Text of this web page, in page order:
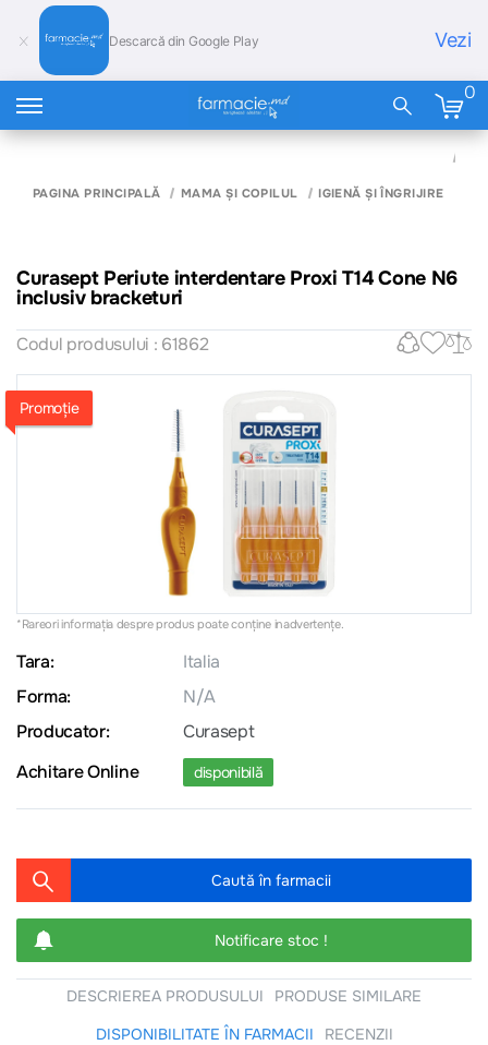
Descarcă din Google Play Vezi
0
PAGINA PRINCIPALĂ MAMA ȘI COPILUL IGIENĂ ȘI ÎNGRIJIRE
Curasept Periute interdentare Proxi T14 Cone N6
inclusiv bracketuri
Codul produsului : 61862
Promoție
*Rareori informația despre produs poate conţine inadvertenţe.
Tara:
Italia
Forma:
N/A
Producator:
Curasept
Achitare Online
disponibilă
Caută în farmacii
Notificare stoc !
DESCRIEREA PRODUSULUI
PRODUSE SIMILARE
DISPONIBILITATE ÎN FARMACII
RECENZII